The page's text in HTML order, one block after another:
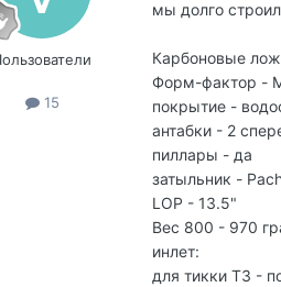
15
мы долго
Карбоновые
Форм-фактор -
покрытие -
антабки - 2
пиллары - да
затыльник -
LOP - 13.5"
Вес 800 - 970
инлет:
для тикки Т3 -